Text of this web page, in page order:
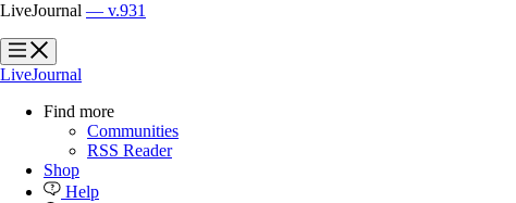
LiveJournal — v.931
?
?
LiveJournal
Find more
Communities
RSS Reader
Shop
Help